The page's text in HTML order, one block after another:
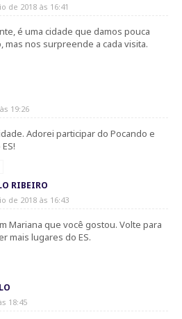
de 2018 às 16:41
é uma cidade que damos pouca
mas nos surpreende a cada visita.
19:26
Adorei participar do Pocando e
RIBEIRO
de 2018 às 16:43
Mariana que você gostou. Volte para
mais lugares do ES.
18:45